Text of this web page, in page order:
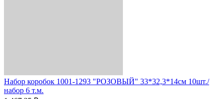
Набор коробок 1001-1293 "РОЗОВЫЙ" 33*32,3*14см 10шт./
набор 6 т.м.